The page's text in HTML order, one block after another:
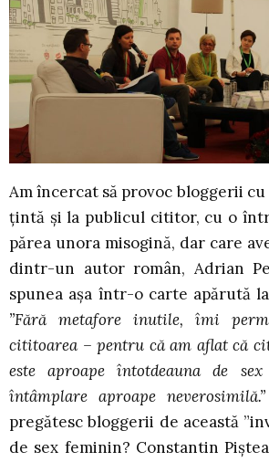
Am încercat să provoc bloggerii
țintă și la publicul cititor, cu o
părea unora misogină, dar care
dintr-un autor român, Adrian
spunea așa într-o carte apărută
”Fără metafore inutile, îmi
cititoarea – pentru că am aflat că
este aproape întotdeauna de
întâmplare aproape
pregătesc bloggerii de această
de sex feminin? Constantin